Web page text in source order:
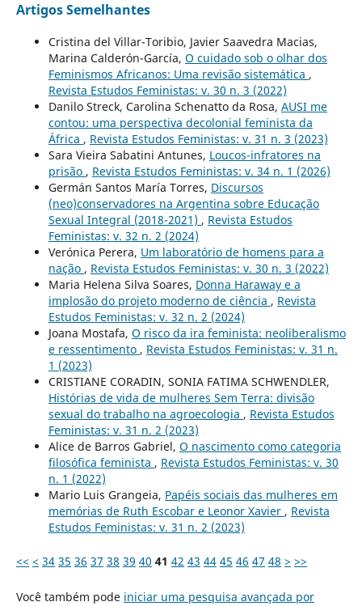
Artigos Semelhantes
Cristina del Villar-Toribio, Javier Saavedra Macias,
Marina Calderón-García, O cuidado sob o olhar dos
Feminismos Africanos: Uma revisão sistemática ,
Revista Estudos Feministas: v. 30 n. 3 (2022)
Danilo Streck, Carolina Schenatto da Rosa, AUSI me
contou: uma perspectiva decolonial feminista da
África , Revista Estudos Feministas: v. 31 n. 3 (2023)
Sara Vieira Sabatini Antunes, Loucos-infratores na
prisão , Revista Estudos Feministas: v. 34 n. 1 (2026)
Germán Santos María Torres, Discursos
(neo)conservadores na Argentina sobre Educação
Sexual Integral (2018-2021) , Revista Estudos
Feministas: v. 32 n. 2 (2024)
Verónica Perera, Um laboratório de homens para a
nação , Revista Estudos Feministas: v. 30 n. 3 (2022)
Maria Helena Silva Soares, Donna Haraway e a
implosão do projeto moderno de ciência , Revista
Estudos Feministas: v. 32 n. 2 (2024)
Joana Mostafa, O risco da ira feminista: neoliberalismo
e ressentimento , Revista Estudos Feministas: v. 31 n.
1 (2023)
CRISTIANE CORADIN, SONIA FATIMA SCHWENDLER,
Histórias de vida de mulheres Sem Terra: divisão
sexual do trabalho na agroecologia , Revista Estudos
Feministas: v. 31 n. 2 (2023)
Alice de Barros Gabriel, O nascimento como categoria
filosófica feminista , Revista Estudos Feministas: v. 30
n. 1 (2022)
Mario Luis Grangeia, Papéis sociais das mulheres em
memórias de Ruth Escobar e Leonor Xavier , Revista
Estudos Feministas: v. 31 n. 2 (2023)
<< < 34 35 36 37 38 39 40 41 42 43 44 45 46 47 48 > >>
Você também pode iniciar uma pesquisa avançada por